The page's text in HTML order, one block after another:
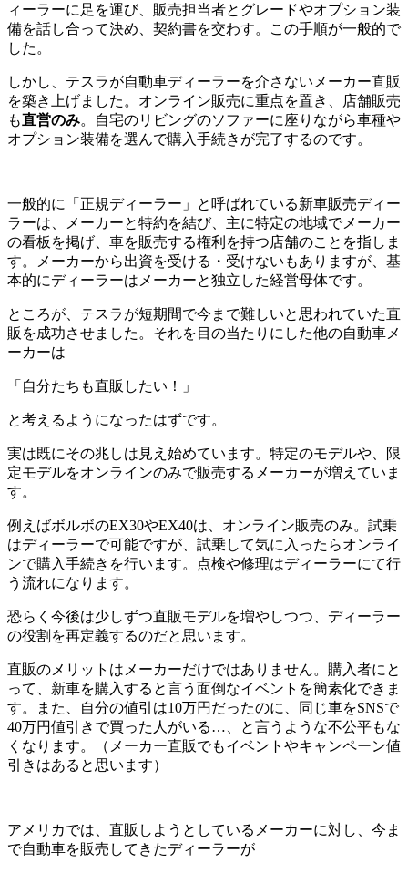
ィーラーに足を運び、販売担当者とグレードやオプション装
備を話し合って決め、契約書を交わす。この手順が一般的で
した。
しかし、テスラが自動車ディーラーを介さないメーカー直販
を築き上げました。オンライン販売に重点を置き、店舗販売
も直営のみ。自宅のリビングのソファーに座りながら車種や
オプション装備を選んで購入手続きが完了するのです。
一般的に「正規ディーラー」と呼ばれている新車販売ディー
ラーは、メーカーと特約を結び、主に特定の地域でメーカー
の看板を掲げ、車を販売する権利を持つ店舗のことを指しま
す。メーカーから出資を受ける・受けないもありますが、基
本的にディーラーはメーカーと独立した経営母体です。
ところが、テスラが短期間で今まで難しいと思われていた直
販を成功させました。それを目の当たりにした他の自動車メ
ーカーは
「自分たちも直販したい！」
と考えるようになったはずです。
実は既にその兆しは見え始めています。特定のモデルや、限
定モデルをオンラインのみで販売するメーカーが増えていま
す。
例えばボルボのEX30やEX40は、オンライン販売のみ。試乗
はディーラーで可能ですが、試乗して気に入ったらオンライ
ンで購入手続きを行います。点検や修理はディーラーにて行
う流れになります。
恐らく今後は少しずつ直販モデルを増やしつつ、ディーラー
の役割を再定義するのだと思います。
直販のメリットはメーカーだけではありません。購入者にと
って、新車を購入すると言う面倒なイベントを簡素化できま
す。また、自分の値引は10万円だったのに、同じ車をSNSで
40万円値引きで買った人がいる…、と言うような不公平もな
くなります。（メーカー直販でもイベントやキャンペーン値
引きはあると思います）
アメリカでは、直販しようとしているメーカーに対し、今ま
で自動車を販売してきたディーラーが